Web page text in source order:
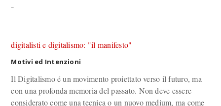
digitalisti e digitalismo: "il manifesto"
Motivi ed Intenzioni
Il Digitalismo é un movimento proiettato verso il futuro, ma
con una profonda memoria del passato. Non deve essere
considerato come una tecnica o un nuovo medium, ma come